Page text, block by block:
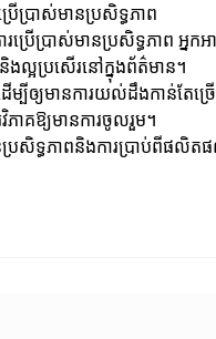
រើប្រាស់មានប្រសិទ្ធភាព
ារប្រើប្រាស់មានប្រសិទ្ធភាព អ្ន
ងល្អប្រសើរនៅក្នុងព័ត៌មាន។
ម្បីឲ្យមានការយល់ដឹងកាន់តែច្រ
ភាគឱ្យមានការចូលរួម។
ប្រសិទ្ធភាពនិងការប្រាប់ពីផលិ